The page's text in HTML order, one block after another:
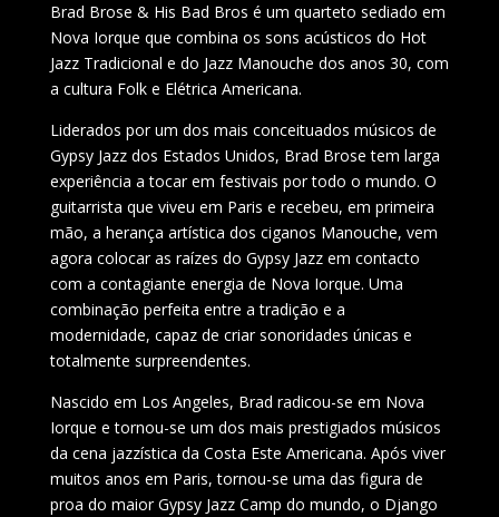
Brad Brose & His Bad Bros é um quarteto sediado em
Nova Iorque que combina os sons acústicos do Hot
Jazz Tradicional e do Jazz Manouche dos anos 30, com
a cultura Folk e Elétrica Americana.
Liderados por um dos mais conceituados músicos de
Gypsy Jazz dos Estados Unidos, Brad Brose tem larga
experiência a tocar em festivais por todo o mundo. O
guitarrista que viveu em Paris e recebeu, em primeira
mão, a herança artística dos ciganos Manouche, vem
agora colocar as raízes do Gypsy Jazz em contacto
com a contagiante energia de Nova Iorque. Uma
combinação perfeita entre a tradição e a
modernidade, capaz de criar sonoridades únicas e
totalmente surpreendentes.
Nascido em Los Angeles, Brad radicou-se em Nova
Iorque e tornou-se um dos mais prestigiados músicos
da cena jazzística da Costa Este Americana. Após viver
muitos anos em Paris, tornou-se uma das figura de
proa do maior Gypsy Jazz Camp do mundo, o Django